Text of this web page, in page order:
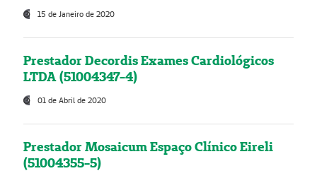
15 de Janeiro de 2020
Prestador Decordis Exames Cardiológicos
LTDA (51004347-4)
01 de Abril de 2020
Prestador Mosaicum Espaço Clínico Eireli
(51004355-5)